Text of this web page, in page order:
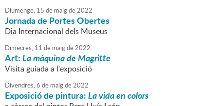
Diumenge, 15 de maigde2022
Jornada de Portes Obertes
Dia Internacional dels Museus
Dimecres, 11 de maigde2022
Art:La màquina de Magritte
Visita guiada a l'exposició
Divendres,6 de maigde2022
Exposició de pintura:La vida en colors